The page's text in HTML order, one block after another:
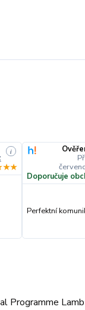
i
Doporučuje
Perfektní
Programme